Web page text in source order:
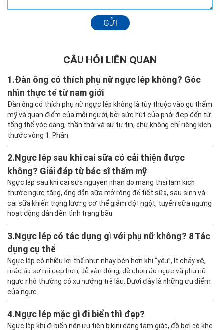
GỬI
CÂU HỎI LIÊN QUAN
1.Đàn ông có thích phụ nữ ngực lép không? Góc
nhìn thực tế từ nam giới
Đàn ông có thích phụ nữ ngực lép không là tùy thuộc vào gu thẩm
mỹ và quan điểm của mỗi người, bởi sức hút của phái đẹp đến từ
tổng thể vóc dáng, thần thái và sự tự tin, chứ không chỉ riêng kích
thước vòng 1. Phần
2.Ngực lép sau khi cai sữa có cải thiện được
không? Giải đáp từ bác sĩ thẩm mỹ
Ngực lép sau khi cai sữa nguyên nhân do mang thai làm kích
thước ngực tăng, ống dẫn sữa mở rộng để tiết sữa, sau sinh và
cai sữa khiến trọng lượng cơ thể giảm đột ngột, tuyến sữa ngưng
hoạt động dẫn đến tình trạng bầu
3.Ngực lép có tác dụng gì với phụ nữ không? 8 Tác
dụng cụ thể
Ngực lép có nhiều lợi thế như: nhạy bén hơn khi “yêu”, ít chảy xệ,
mặc áo sơ mi đẹp hơn, dễ vận động, dễ chọn áo ngực và phụ nữ
ngực nhỏ thường có xu hướng trẻ lâu. Dưới đây là những ưu điểm
của ngực
4.Ngực lép mặc gì đi biển thì đẹp?
Ngực lép khi đi biển nên ưu tiên bikini dáng tam giác, đồ bơi có khe